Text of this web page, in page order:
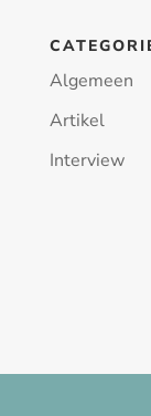
Algemeen
Artikel
Interview